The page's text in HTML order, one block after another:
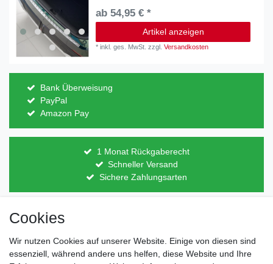
ab 54,95 € *
Artikel anzeigen
*inkl. ges. MwSt. zzgl.Versandkosten
Bank Überweisung
PayPal
Amazon Pay
1 Monat Rückgaberecht
Schneller Versand
Sichere Zahlungsarten
Direkt vom Hersteller
Lagerware
Cookies
Wir nutzen Cookies auf unserer Website. Einige von diesen sind
essenziell, während andere uns helfen, diese Website und Ihre